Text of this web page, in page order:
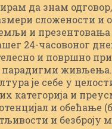
да знам
сложености
и
24-часовоног
и површно
је себе у
категорија и
и обећање
и